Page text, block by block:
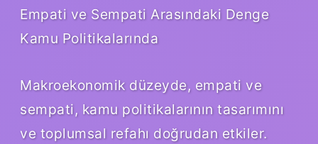
Empati ve Sempati Arasındaki Denge
Kamu Politikalarında
Makroekonomik düzeyde, empati ve
sempati, kamu politikalarının tasarımını
ve toplumsal refahı doğrudan etkiler.